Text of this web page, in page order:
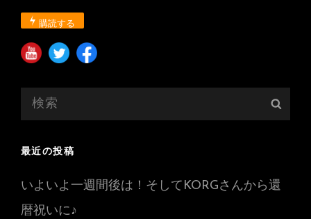
購読する
索
最近の投稿
いよいよ一週間後は！そしてKORGさんから還
暦祝いに♪